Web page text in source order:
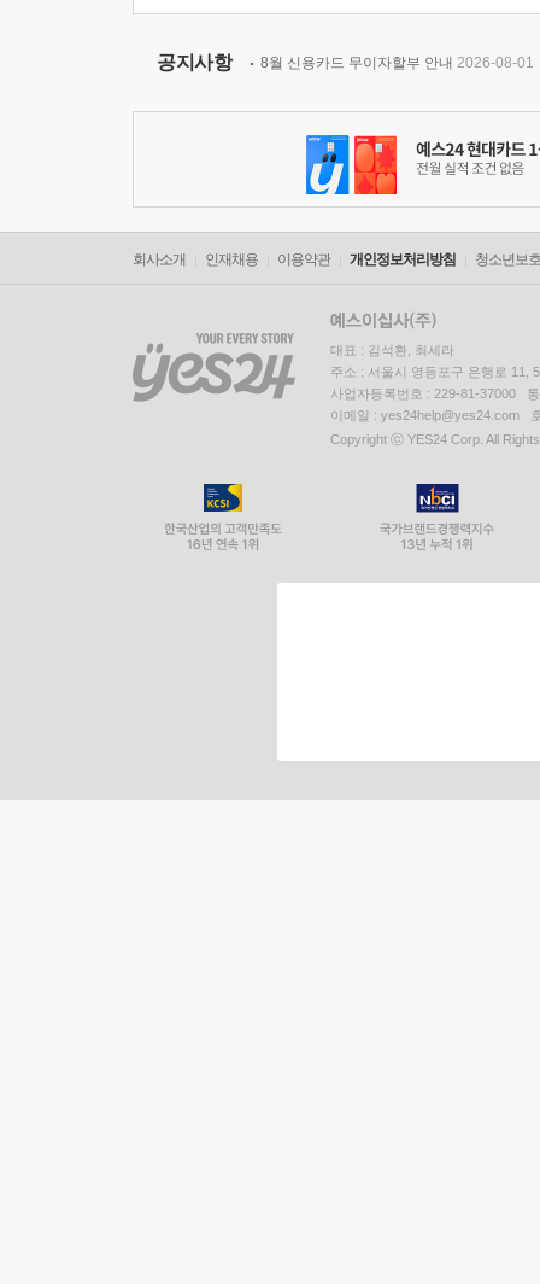
공지사항 8월 신용카드 무이자할부 안내 2026-08-01
회사소개 인재채용 이용약관 개인정보처리방침 청소년보
대표 : 김석환, 최세라
주소 : 서울시 영등포구 은행로 11,
사업자등록번호 : 229-81-37000
이메일 : yes24help@yes24.com
Copyright ⓒ YES24 Corp. All